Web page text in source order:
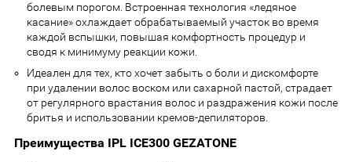
болевым порогом. Встроенная технология «ледяное
касание» охлаждает обрабатываемый участок во время
каждой вспышки, повышая комфортность процедур и
сводя к минимуму реакции кожи.
Идеален для тех, кто хочет забыть о боли и дискомфорте
при удалении волос воском или сахарной пастой, страдает
от регулярного врастания волос и раздражения кожи после
бритья и использовании кремов-депиляторов.
Преимущества IPL ICE300 GEZATONE